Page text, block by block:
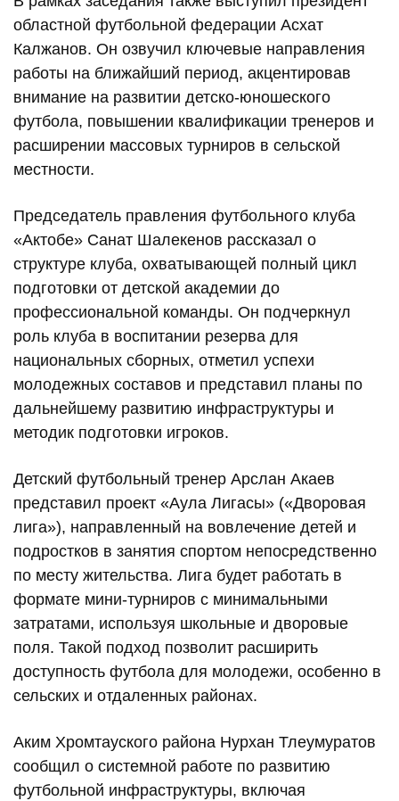
областной футбольной федерации Асхат
Калжанов. Он озвучил ключевые направления
работы на ближайший период, акцентировав
внимание на развитии детско-юношеского
футбола, повышении квалификации тренеров и
расширении массовых турниров в сельской
местности.
Председатель правления футбольного клуба
«Актобе» Санат Шалекенов рассказал о
структуре клуба, охватывающей полный цикл
подготовки от детской академии до
профессиональной команды. Он подчеркнул
роль клуба в воспитании резерва для
национальных сборных, отметил успехи
молодежных составов и представил планы по
дальнейшему развитию инфраструктуры и
методик подготовки игроков.
Детский футбольный тренер Арслан Акаев
представил проект «Аула Лигасы» («Дворовая
лига»), направленный на вовлечение детей и
подростков в занятия спортом непосредственно
по месту жительства. Лига будет работать в
формате мини-турниров с минимальными
затратами, используя школьные и дворовые
поля. Такой подход позволит расширить
доступность футбола для молодежи, особенно в
сельских и отдаленных районах.
Аким Хромтауского района Нурхан Тлеумуратов
сообщил о системной работе по развитию
футбольной инфраструктуры, включая